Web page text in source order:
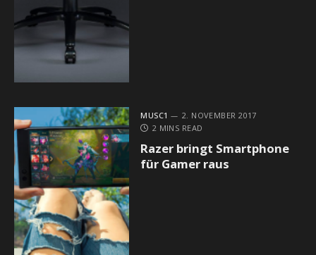
MUSC1
2. NOVEMBER 2017
2 MINS READ
Razer bringt Smartphone
für Gamer raus